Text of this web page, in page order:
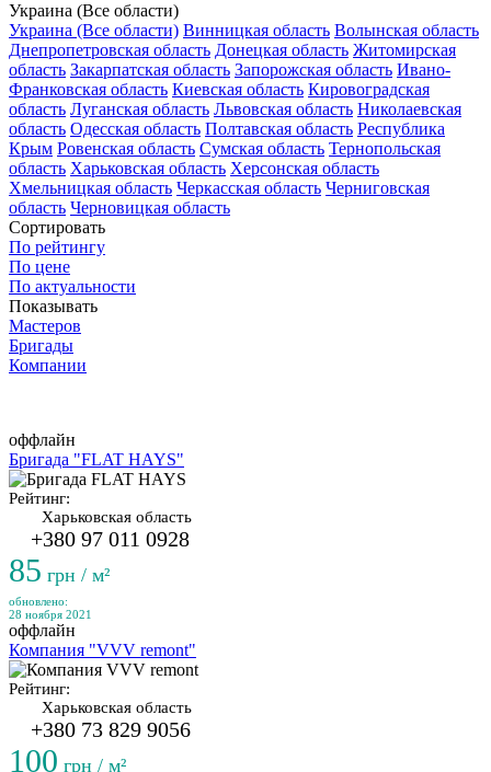
Украина (Все области)
Украина (Все области) Винницкая область Волынская область
Днепропетровская область Донецкая область Житомирская
область Закарпатская область Запорожская область Ивано-
Франковская область Киевская область Кировоградская
область Луганская область Львовская область Николаевская
область Одесская область Полтавская область Республика
Крым Ровенская область Сумская область Тернопольская
область Харьковская область Херсонская область
Хмельницкая область Черкасская область Черниговская
область Черновицкая область
Сортировать
По рейтингу
По цене
По актуальности
Показывать
Мастеров
Бригады
Компании
оффлайн
Бригада "FLAT HAYS"
Рейтинг:
Харьковская область
+380 97 011 0928
85 грн / м²
обновлено:
28 ноября 2021
оффлайн
Компания "VVV remont"
Рейтинг:
Харьковская область
+380 73 829 9056
100 грн / м²